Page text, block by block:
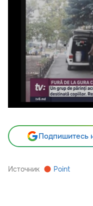
Подпишитесь
Источник Point